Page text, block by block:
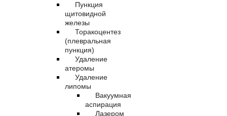
Пункция
щитовидной
железы
Торакоцентез
(плевральная
пункция)
Удаление
атеромы
Удаление
липомы
Вакуумная
аспирация
Лазером